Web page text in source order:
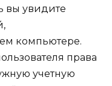
вы увидите
компьютере.
права
учетную